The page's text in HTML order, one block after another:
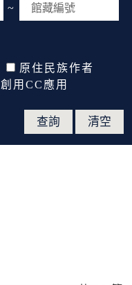
~
原住民族作者
創用CC應用